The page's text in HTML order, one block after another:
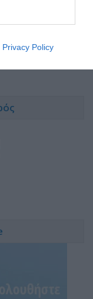
Privacy Policy